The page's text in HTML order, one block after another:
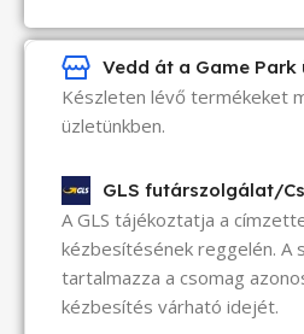
Vedd át a Game Park
Készleten lévő termékeket
üzletünkben.
GLS futárszolgálat/
A GLS tájékoztatja a
kézbesítésének reggelén. A
tartalmazza a csomag
kézbesítés várható idejét.